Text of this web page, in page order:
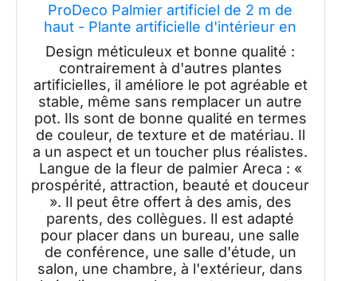
ProDeco Palmier artificiel de 2 m de
haut - Plante artificielle d'intérieur en
soie verte - Grande plante artificielle en
pot - Décoration pour la maison, le
bureau, le salon et l'extérieur
Design méticuleux et bonne qualité :
contrairement à d'autres plantes
artificielles, il améliore le pot agréable et
stable, même sans remplacer un autre
pot. Ils sont de bonne qualité en termes
de couleur, de texture et de matériau. Il
a un aspect et un toucher plus réalistes.
Langue de la fleur de palmier Areca : «
prospérité, attraction, beauté et douceur
». Il peut être offert à des amis, des
parents, des collègues. Il est adapté
pour placer dans un bureau, une salle
de conférence, une salle d'étude, un
salon, une chambre, à l'extérieur, dans